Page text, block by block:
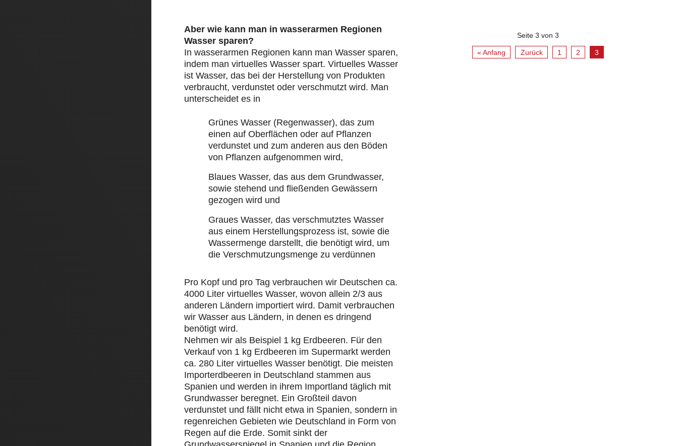
Aber wie kann man in wasserarmen Regionen
Wasser sparen?
In wasserarmen Regionen kann man Wasser sparen,
indem man virtuelles Wasser spart. Virtuelles Wasser
ist Wasser, das bei der Herstellung von Produkten
verbraucht, verdunstet oder verschmutzt wird. Man
unterscheidet es in
Grünes Wasser (Regenwasser), das zum
einen auf Oberflächen oder auf Pflanzen
verdunstet und zum anderen aus den Böden
von Pflanzen aufgenommen wird,
Blaues Wasser, das aus dem Grundwasser,
sowie stehend und fließenden Gewässern
gezogen wird und
Graues Wasser, das verschmutztes Wasser
aus einem Herstellungsprozess ist, sowie die
Wassermenge darstellt, die benötigt wird, um
die Verschmutzungsmenge zu verdünnen
Pro Kopf und pro Tag verbrauchen wir Deutschen ca.
4000 Liter virtuelles Wasser, wovon allein 2/3 aus
anderen Ländern importiert wird. Damit verbrauchen
wir Wasser aus Ländern, in denen es dringend
benötigt wird.
Nehmen wir als Beispiel 1 kg Erdbeeren. Für den
Verkauf von 1 kg Erdbeeren im Supermarkt werden
ca. 280 Liter virtuelles Wasser benötigt. Die meisten
Importerdbeeren in Deutschland stammen aus
Spanien und werden in ihrem Importland täglich mit
Grundwasser beregnet. Ein Großteil davon
verdunstet und fällt nicht etwa in Spanien, sondern in
regenreichen Gebieten wie Deutschland in Form von
Regen auf die Erde. Somit sinkt der
Seite 3 von 3
« Anfang Zurück 1 2 3